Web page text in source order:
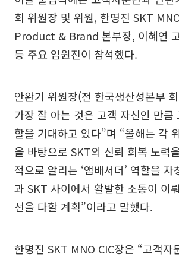
회 위원장 및 위원, 한명진 SKT
Product & Brand 본부장, 이혜연
등 주요 임원진이 참석했다.
안완기 위원장(전 한국생산성본부
가장 잘 아는 것은 고객 자신인 만큼
할을 기대하고 있다”며 “올해는 각
을 바탕으로 SKT의 신뢰 회복 노력
적으로 알리는 ‘앰배서더’ 역할을 자
과 SKT 사이에서 활발한 소통이 이
선을 다할 계획”이라고 말했다.
한명진 SKT MNO CIC장은 “고객자